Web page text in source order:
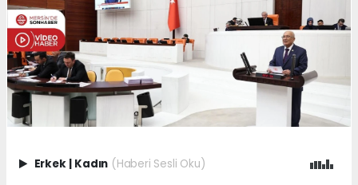
Erkek | Kadın (Haberi Sesli Oku)